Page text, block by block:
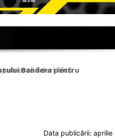
lideri fără
Data publicării: